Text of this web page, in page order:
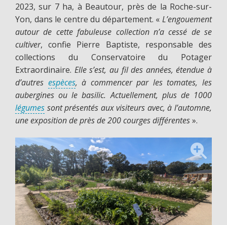
2023, sur 7 ha, à Beautour, près de la Roche-sur-
Yon, dans le centre du département. « L’engouement
autour de cette fabuleuse collection n’a cessé de se
cultiver, confie Pierre Baptiste, responsable des
collections du Conservatoire du Potager
Extraordinaire. Elle s’est, au fil des années, étendue à
d’autres espèces, à commencer par les tomates, les
aubergines ou le basilic. Actuellement, plus de 1000
légumes sont présentés aux visiteurs avec, à l’automne,
une exposition de près de 200 courges différentes».